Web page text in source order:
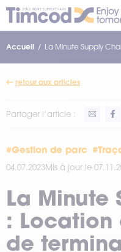
Accueil La Minute Supply
retour aux articles
Partager l’article :
#Gestion de parc
04.07.2023Mis à jour le
La Minute
: Location
de